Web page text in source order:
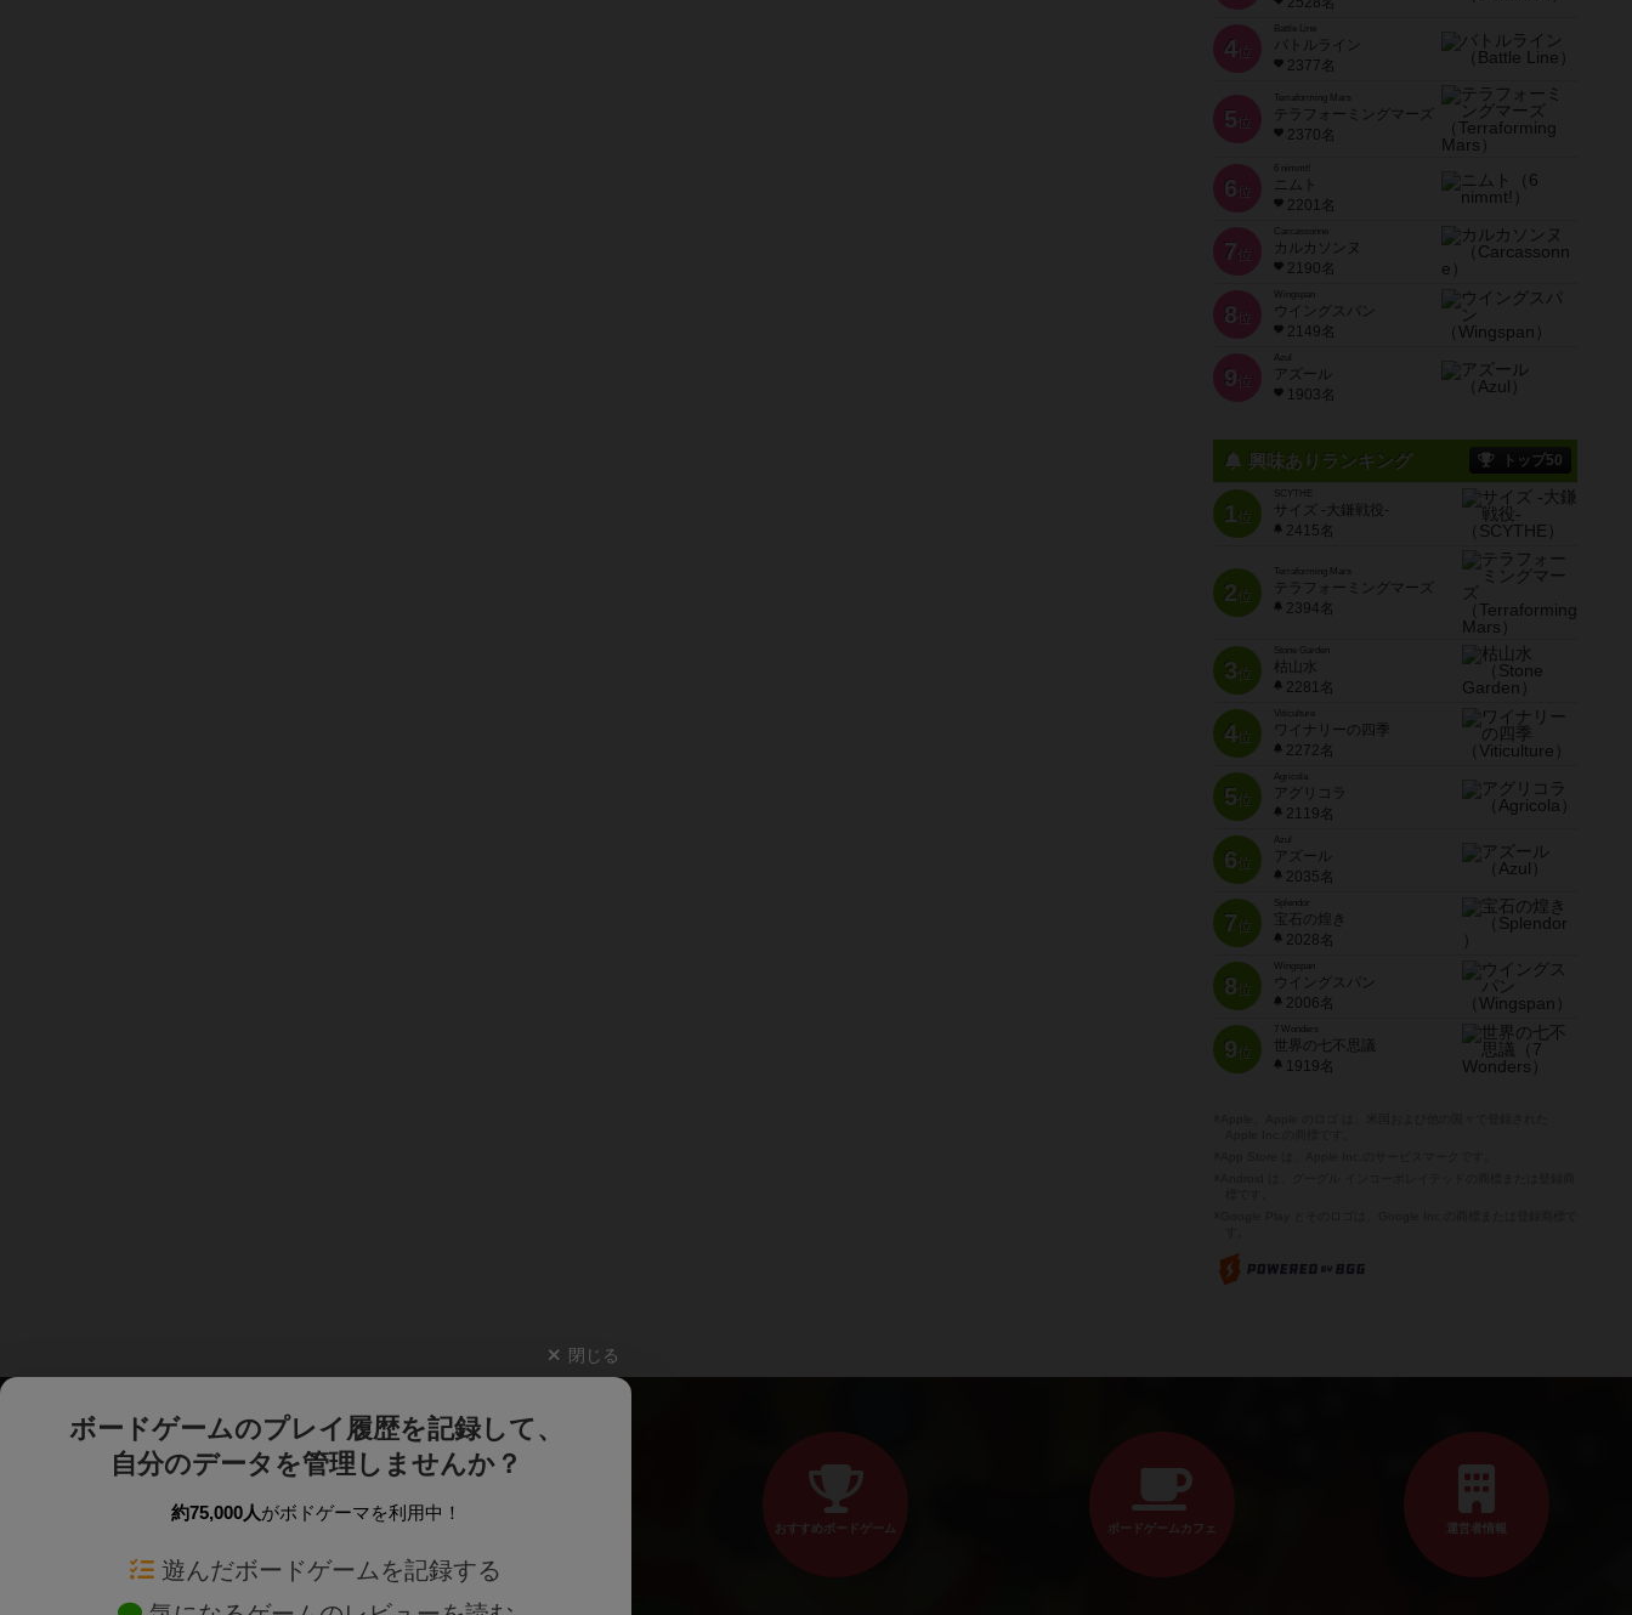
4位
Battle Line
バトルライン
2377名
5 位
Terraforming Mars
テラフォーミングマーズ
2370名
6 位
ニムト
2201名
7 位
Carcassonne
カルカソンヌ
2190名
8 位
Wingspan
ウイングスパン
2149名
9 位
Azul
アズール
1903名
興味ありランキング トップ50
1位
SCYTHE
サイズ -大鎌戦役-
2415名
2位
Terraforming Mars
テラフォーミングマーズ
2394名
3位
Stone Garden
枯山水
2281名
4位
Viticulture
ワイナリーの四季
2272名
5位
Agricola
アグリコラ
2119名
6位
Azul
アズール
2035名
7位
宝石の煌き
2028名
8位
Wingspan
ウイングスパン
2006名
9位
7 Wonders
世界の七不思議
1919名
閉じる
ボードゲームのプレイ履歴を記録して、
自分のデータを管理しませんか？
約75,000人がボドゲーマを利用中！
遊んだボードゲームを記録する
おすすめボードゲーム ボードゲームカフェ 運営者情報